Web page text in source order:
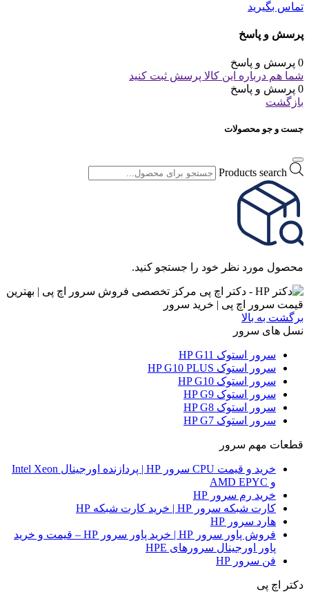
تماس بگیرید
پرسش و پاسخ
0 پرسش و پاسخ
شما هم درباره این کالا پرسش ثبت کنید
0 پرسش و پاسخ
بازگشت
جست و جو محصولات
Products search
محصول مورد نظر خود را جستجو کنید.
برگشت به بالا
نسل های سرور
سرور استوک HP G11
سرور استوک HP G10 PLUS
سرور استوک HP G10
سرور استوک HP G9
سرور استوک HP G8
سرور استوک HP G7
قطعات مهم سرور
خرید و قیمت CPU سرور HP | پردازنده اورجینال Intel Xeon
و AMD EPYC
خرید رم سرور HP
کارت شبکه سرور HP | خرید کارت شبکه HP
هارد سرور HP
فروش پاور سرور HP | خرید پاور سرور HP – قیمت و خرید
پاور اورجینال سرورهای HPE
فن سرور HP
دکتر اچ پی